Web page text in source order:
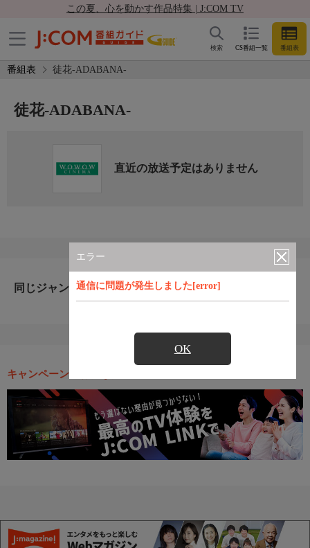
この夏、心を動かす作品特集 | J:COM TV
CS番組一覧 番組表
検索
番組表 徒花-ADABANA-
エラー
通信に問題が発生しました[error]
OK
徒花-ADABANA-
直近の放送予定はありません
同じジャンルのおすすめ番組
キャンペーン・お得な情報